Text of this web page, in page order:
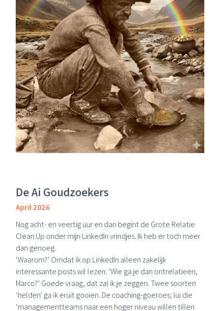
De Ai Goudzoekers
April 2026
Nog acht- en veertig uur en dan begint de Grote Relatie
Clean Up onder mijn LinkedInvrindjes. Ik heb er toch meer
dan genoeg.
‘Waarom?’ Omdat ik op LinkedIn alleen zakelijk
interessante posts wil lezen. ‘Wie ga je dan ontrelatieën,
Marco?’ Goede vraag, dat zal ik je zeggen. Twee soorten
‘helden' ga ik eruit gooien. De coaching-goeroes; lui die
‘managementteams naar een hoger niveau willen tillen